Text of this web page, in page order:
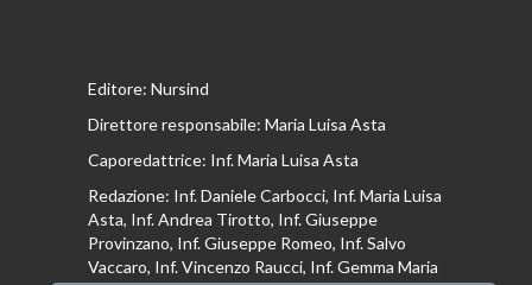
Editore: Nursind
Direttore responsabile: Maria Luisa Asta
Caporedattrice: Inf. Maria Luisa Asta
Redazione: Inf. Daniele Carbocci, Inf. Maria Luisa
Asta, Inf. Andrea Tirotto, Inf. Giuseppe
Provinzano, Inf. Giuseppe Romeo, Inf. Salvo
Vaccaro, Inf. Vincenzo Raucci, Inf. Gemma Maria